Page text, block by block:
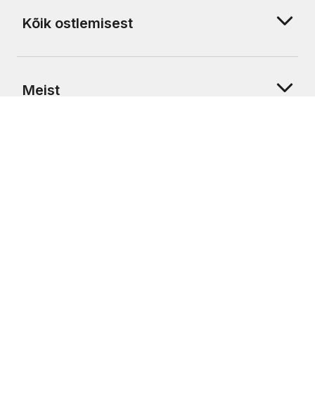
Kõik ostlemisest
Meist